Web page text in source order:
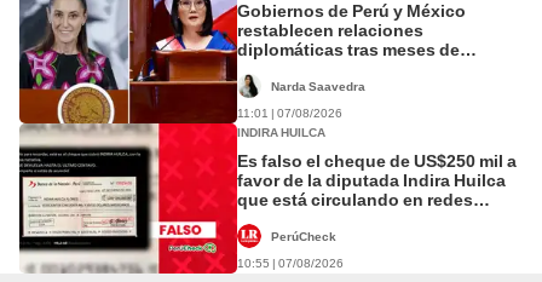
Gobiernos de Perú y México
restablecen relaciones
diplomáticas tras meses de
Narda Saavedra
11:01 | 07/08/2026
INDIRA HUILCA
Es falso el cheque de US$250 mil a
favor de la diputada Indira Huilca
que está circulando en redes
PerúCheck
10:55 | 07/08/2026